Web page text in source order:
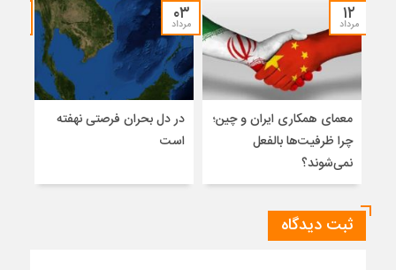
۱۲
مرداد
معمای همکاری ایران و چین؛
چرا ظرفیت‌ها بالفعل
نمی‌شوند؟
۰۳
مرداد
در دل بحران فرصتی نهفته
است
ثبت دیدگاه